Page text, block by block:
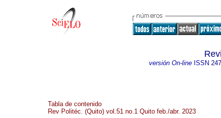
versión On-lineISSN
Tabla de contenido
Rev Politéc. (Quito) vol.51 no.1 Quito feb./abr. 2023